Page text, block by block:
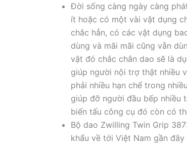
Đời sống càng ngày càng
ít hoặc có một vài vật dụng
chắc hẳn, có các vật dụng
dùng và mãi mãi cũng vẫn
vật đó chắc chắn dao sẽ là
giúp người nội trợ thật nhiều
phải nhiều hạn chế trong
giúp đỡ người đầu bếp nhiều
biến tấu công cụ đó còn có
Bộ dao Zwilling Twin Grip
khẩu về tới Việt Nam gần